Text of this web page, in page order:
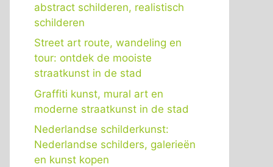
abstract schilderen, realistisch
schilderen
Street art route, wandeling en
tour: ontdek de mooiste
straatkunst in de stad
Graffiti kunst, mural art en
moderne straatkunst in de stad
Nederlandse schilderkunst:
Nederlandse schilders, galerieën
en kunst kopen